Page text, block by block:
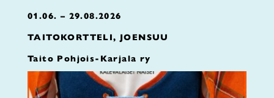
01.06. – 29.08.2026
TAITOKORTTELI, JOENSUU
Taito Pohjois-Karjala ry